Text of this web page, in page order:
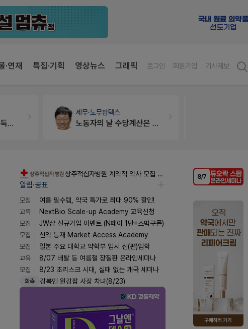
·연재 특집·기획 영상뉴스 그래픽 로그인 회원가입 기사제보
노동자의 날 수당계산은 어떻게 되나요
개국·경영휴베이스
Pm2000쓰는데..
상주적십자병원 계약직 약사 모집 공고
알림·공표
모집
여름 필수템, 약국 특가로 최대 90% 할인!
교육
NextBio Scale-up Academy 교육신청
모집
JW샵 신규가입 이벤트 (N페이 1만+스벅쿠폰)
모집
신약 등재 Market Access Academy
모집
일본 주요 대학교 약학부 입시 신(편)입학
교육
8/07 배탈 등 여름철 장질환 온라인세미나
모집
8/23 초리스크 시대, 실패 없는 개국 세미나
화촉 강복인 원강팜 사장 차녀(8/23)